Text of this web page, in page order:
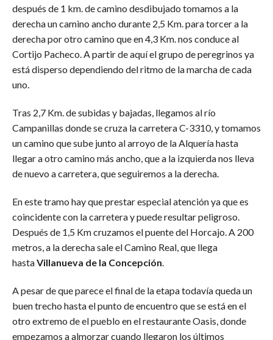
después de 1 km. de camino desdibujado tomamos a la
derecha un camino ancho durante 2,5 Km. para torcer a la
derecha por otro camino que en 4,3 Km. nos conduce al
Cortijo Pacheco. A partir de aquí el grupo de peregrinos ya
está disperso dependiendo del ritmo de la marcha de cada
uno.
Tras 2,7 Km. de subidas y bajadas, llegamos al río
Campanillas donde se cruza la carretera C-3310, y tomamos
un camino que sube junto al arroyo de la Alquería hasta
llegar a otro camino más ancho, que a la izquierda nos lleva
de nuevo a carretera, que seguiremos a la derecha.
En este tramo hay que prestar especial atención ya que es
coincidente con la carretera y puede resultar peligroso.
Después de 1,5 Km cruzamos el puente del Horcajo. A 200
metros, a la derecha sale el Camino Real, que llega
hastaVillanueva de la Concepción
A pesar de que parece el final de la etapa todavía queda un
buen trecho hasta el punto de encuentro que se está en el
otro extremo de el pueblo en el restaurante Oasis, donde
empezamos a almorzar cuando llegaron los últimos